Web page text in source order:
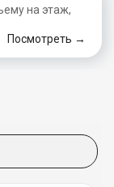
на этаж,
Посмотреть →